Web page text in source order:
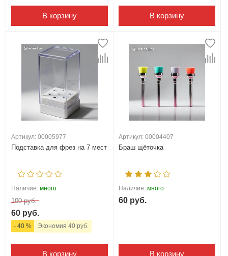
В корзину В корзину
Артикул: 00005977
Подставка для фрез на 7 мест
Наличие: много
100 руб.
60 руб.
- 40 % Экономия 40 руб.
В корзину
Артикул: 00004407
Браш щёточка
Наличие: много
60 руб.
В корзину